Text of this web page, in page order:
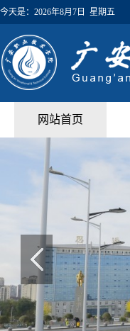
今天是： 2026年8月7日 星期五
网站首页